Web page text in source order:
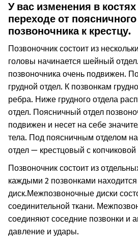
У вас изменения в
переходе от
позвоночника к крестцу.
Позвоночник состоит из
головы начинается шейный
позвоночника очень подвижен.
грудной отдел. К позвонкам
ребра. Ниже грудного отдела
отдел. Поясничный отдел
подвижен и несет на себе
тела. Под поясничным отделом
отдел — крестцовый с копчиковой
Позвоночник состоит из
каждыми 2 позвонками
диск.Межпозвоночные диски
соединительной ткани.
соединяют соседние позвонки и
давление и удары.